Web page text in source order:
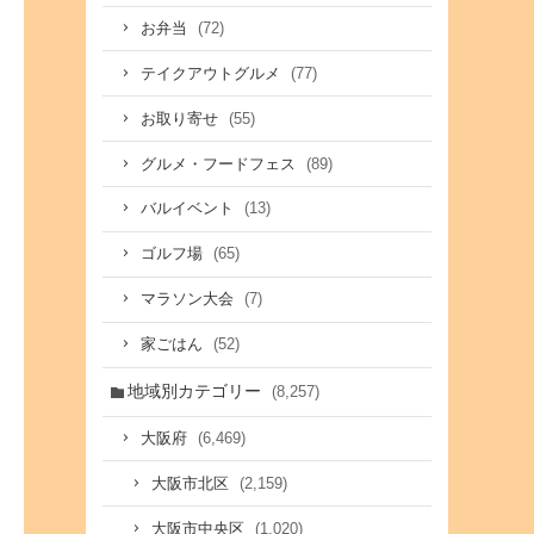
お弁当 (72)
テイクアウトグルメ (77)
お取り寄せ (55)
グルメ・フードフェス (89)
バルイベント (13)
ゴルフ場 (65)
マラソン大会 (7)
家ごはん (52)
地域別カテゴリー (8,257)
大阪府 (6,469)
大阪市北区 (2,159)
大阪市中央区 (1,020)